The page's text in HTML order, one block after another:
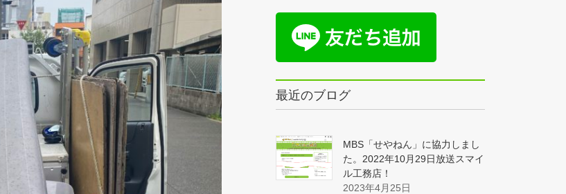
最近のブログ
MBS「せやねん」に協力しまし
た。2022年10月29日放送スマイ
ル工務店！
2023年4月25日